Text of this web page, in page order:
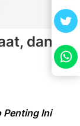
dan
Penting Ini